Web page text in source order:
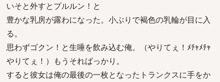
いそと外すとプルルン！と
豊かな乳房が露わになった。小ぶりで褐色の乳輪が目に入
る。
思わずゴクン！と生唾を飲み込む俺。（やりてぇ！ﾒﾁｬﾒﾁｬ
やりてぇ！）もうそればっかり。
すると彼女は俺の最後の一枚となったトランクスに手をか